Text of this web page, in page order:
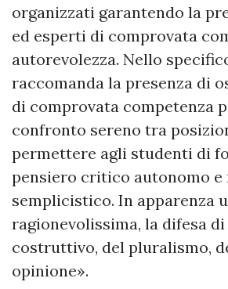
organizzati garantendo la
ed esperti di comprovata
autorevolezza. Nello
raccomanda la presenza di
di comprovata competenza
confronto sereno tra
permettere agli studenti di
pensiero critico autonomo e
semplicistico. In apparenza
ragionevolissima, la difesa
costruttivo, del pluralismo,
opinione».